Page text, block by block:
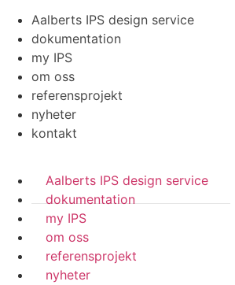
Aalberts IPS design service
dokumentation
my IPS
om oss
referensprojekt
nyheter
kontakt
Aalberts IPS design service
dokumentation
my IPS
om oss
referensprojekt
nyheter